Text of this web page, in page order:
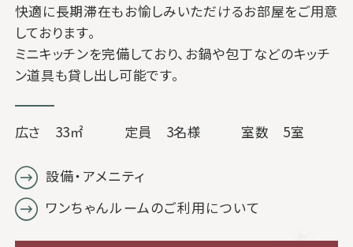
快適に長期滞在もお愉しみいただけるお部屋をご用意
しております。
ミニキッチンを完備しており、お鍋や包丁などのキッチ
ン道具も貸し出し可能です。
広さ 33㎡ 定員 3名様 室数 5室
設備・アメニティ
ワンちゃんルームのご利用について